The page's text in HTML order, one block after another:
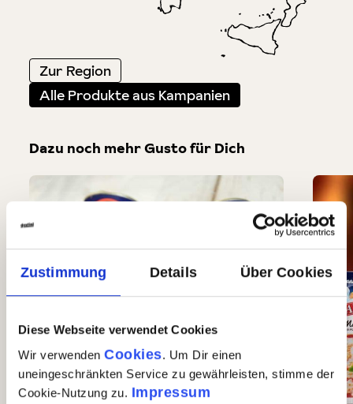
Zustimmung Details Über Cookies
Diese Webseite verwendet Cookies
Wir verwenden Cookies. Um Dir einen
uneingeschränkten Service zu gewährleisten, stimme der
Cookie-Nutzung zu. Impressum
Zur Region
Alle Produkte aus Kampanien
Dazu noch mehr Gusto für Dich
Produktgalerie überspringen